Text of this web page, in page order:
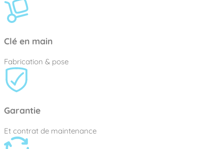
Clé en main
Fabrication & pose
Garantie
Et contrat de maintenance